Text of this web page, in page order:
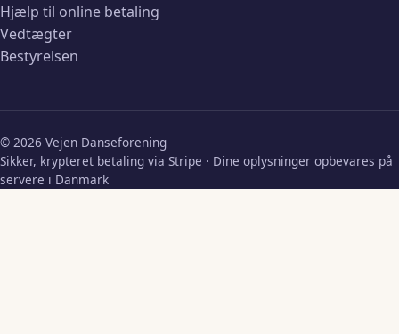
Hjælp til online betaling
Vedtægter
Bestyrelsen
© 2026 Vejen Danseforening
Sikker, krypteret betaling via Stripe · Dine oplysninger opbevares på
servere i Danmark